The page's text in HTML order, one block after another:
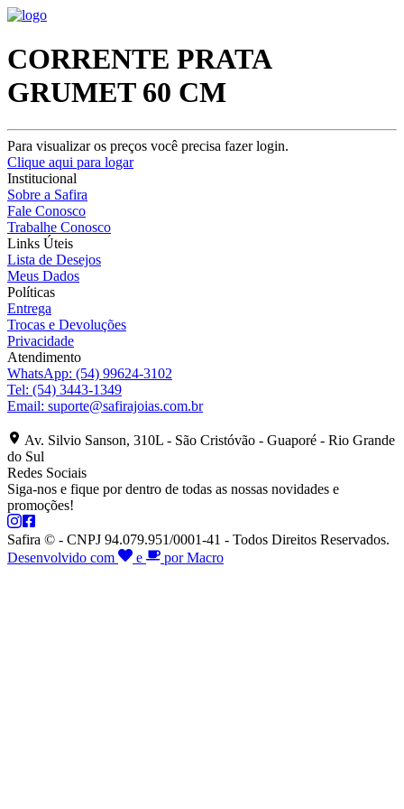
CORRENTE PRATA
GRUMET 60 CM
Para visualizar os preços você precisa fazer login.
Clique aqui para logar
Institucional
Sobre a Safira
Fale Conosco
Trabalhe Conosco
Links Úteis
Lista de Desejos
Meus Dados
Políticas
Entrega
Trocas e Devoluções
Privacidade
Atendimento
WhatsApp: (54) 99624-3102
Tel: (54) 3443-1349
Email: suporte@safirajoias.com.br
Av. Silvio Sanson, 310L - São Cristóvão - Guaporé - Rio Grande
do Sul
Redes Sociais
Siga-nos e fique por dentro de todas as nossas novidades e
promoções!
Safira © - CNPJ 94.079.951/0001-41 - Todos Direitos Reservados.
Desenvolvido com
e por Macro